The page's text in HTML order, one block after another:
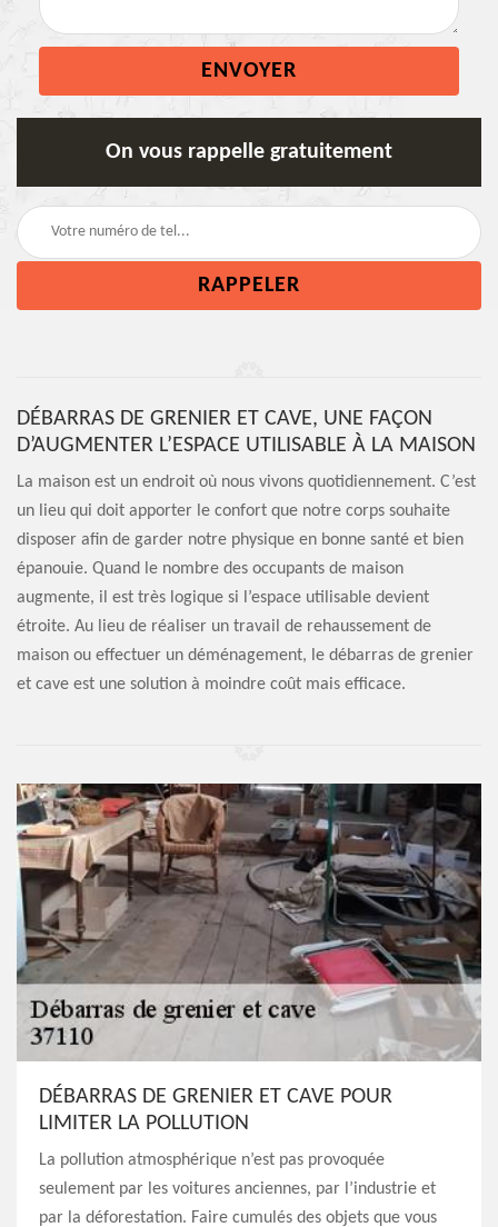
On vous rappelle gratuitement
DÉBARRAS DE GRENIER ET CAVE, UNE FAÇON
D’AUGMENTER L’ESPACE UTILISABLE À LA MAISON
La maison est un endroit où nous vivons quotidiennement. C’est
un lieu qui doit apporter le confort que notre corps souhaite
disposer afin de garder notre physique en bonne santé et bien
épanouie. Quand le nombre des occupants de maison
augmente, il est très logique si l’espace utilisable devient
étroite. Au lieu de réaliser un travail de rehaussement de
maison ou effectuer un déménagement, le débarras de grenier
et cave est une solution à moindre coût mais efficace.
DÉBARRAS DE GRENIER ET CAVE POUR
LIMITER LA POLLUTION
La pollution atmosphérique n’est pas provoquée
seulement par les voitures anciennes, par l’industrie et
par la déforestation. Faire cumulés des objets que vous